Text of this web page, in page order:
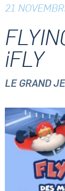
21
iFLY
LE GRAND